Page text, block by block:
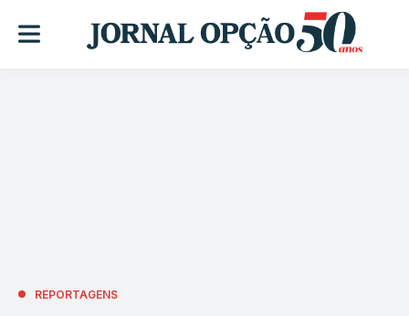
REPORTAGENS